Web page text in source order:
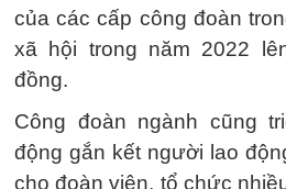
của các cấp công đoàn
xã hội trong năm 2022
đồng.
Công đoàn ngành cũng
động gắn kết người lao
cho đoàn viên, tổ chức